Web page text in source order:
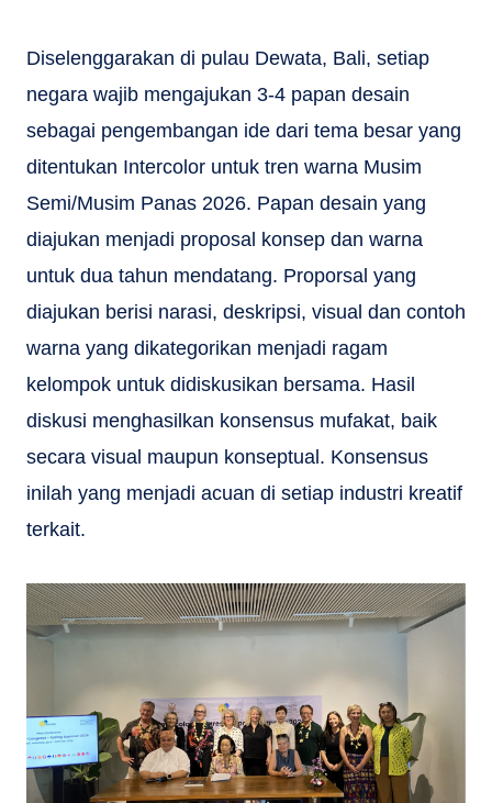
Diselenggarakan di pulau Dewata, Bali, setiap
negara wajib mengajukan 3-4 papan desain
sebagai pengembangan ide dari tema besar yang
ditentukan Intercolor untuk tren warna Musim
Semi/Musim Panas 2026. Papan desain yang
diajukan menjadi proposal konsep dan warna
untuk dua tahun mendatang. Proporsal yang
diajukan berisi narasi, deskripsi, visual dan contoh
warna yang dikategorikan menjadi ragam
kelompok untuk didiskusikan bersama. Hasil
diskusi menghasilkan konsensus mufakat, baik
secara visual maupun konseptual. Konsensus
inilah yang menjadi acuan di setiap industri kreatif
terkait.